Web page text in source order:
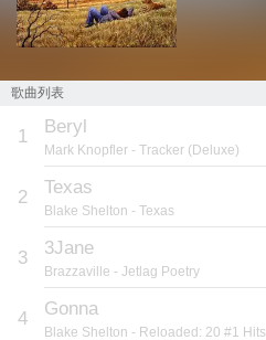
歌曲列表
1 Beryl
Mark Knopfler - Tracker (Deluxe)
2 Texas
Blake Shelton - Texas
3 3Jane
Brazzaville - Jetlag Poetry
4 Gonna
Blake Shelton - Reloaded: 20 #1 Hits